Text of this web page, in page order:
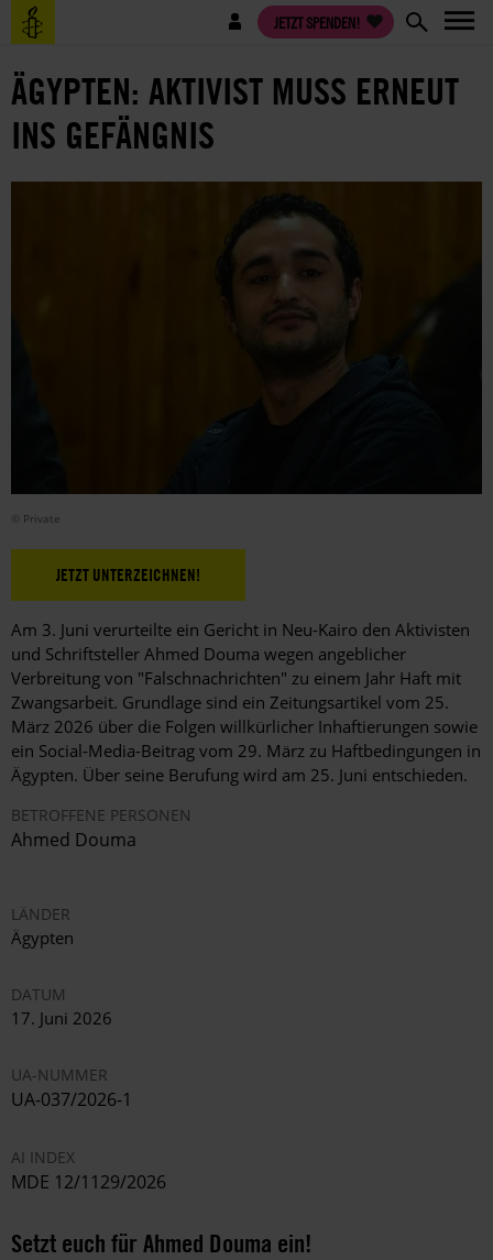
Direkt
zum
Benutzermenü JETZT SPENDEN!
ÄGYPTEN: AKTIVIST MUSS ERNEUT
INS GEFÄNGNIS
© Private
JETZT UNTERZEICHNEN!
Am 3. Juni verurteilte ein Gericht in Neu-Kairo den Aktivisten
und Schriftsteller Ahmed Douma wegen angeblicher
Verbreitung von "Falschnachrichten" zu einem Jahr Haft mit
Zwangsarbeit. Grundlage sind ein Zeitungsartikel vom 25.
März 2026 über die Folgen willkürlicher Inhaftierungen sowie
ein Social‑Media-Beitrag vom 29. März zu Haftbedingungen in
Ägypten. Über seine Berufung wird am 25. Juni entschieden.
BETROFFENE PERSONEN
Ahmed Douma
LÄNDER
Ägypten
DATUM
17. Juni 2026
UA-NUMMER
UA-037/2026-1
AI INDEX
MDE 12/1129/2026
Setzt euch für Ahmed Douma ein!